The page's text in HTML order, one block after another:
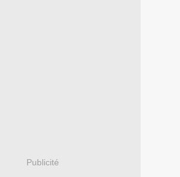
Publicité